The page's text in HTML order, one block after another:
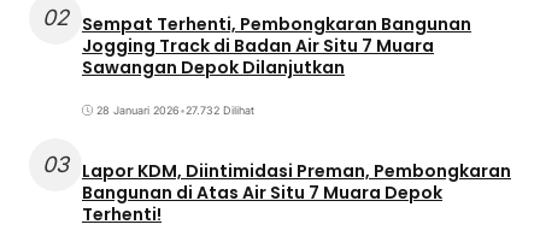
02 Sempat Terhenti, Pembongkaran Bangunan
Jogging Track di Badan Air Situ 7 Muara
Sawangan Depok Dilanjutkan
28 Januari 2026•27.732 Dilihat
03 Lapor KDM, Diintimidasi Preman, Pembongkaran
Bangunan di Atas Air Situ 7 Muara Depok
Terhenti!